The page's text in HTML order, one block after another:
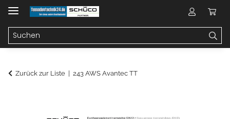
Zurück zur Liste 243 AWS Avantec TT